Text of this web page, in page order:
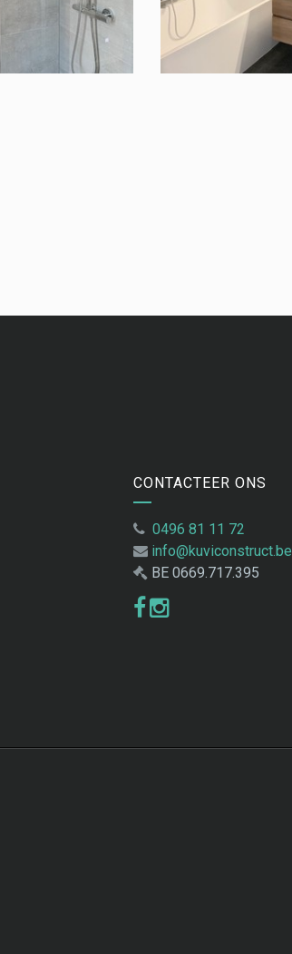
CONTACTEER ONS
0496 81 11 72
info@kuviconstruct.be
BE 0669.717.395